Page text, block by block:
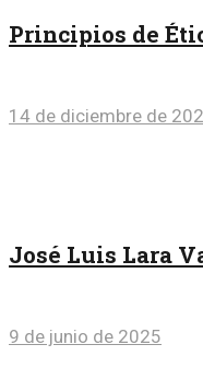
Principios de
14 de diciembre de
José Luis Lara
9 de junio de 2025